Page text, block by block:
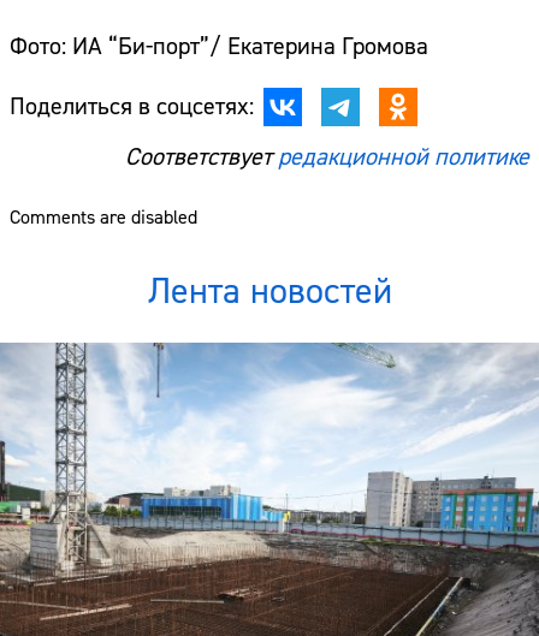
Фото: ИА “Би-порт”/ Екатерина Громова
Поделиться в соцсетях:
Соответствуетредакционной политике
Comments are disabled
Лента новостей